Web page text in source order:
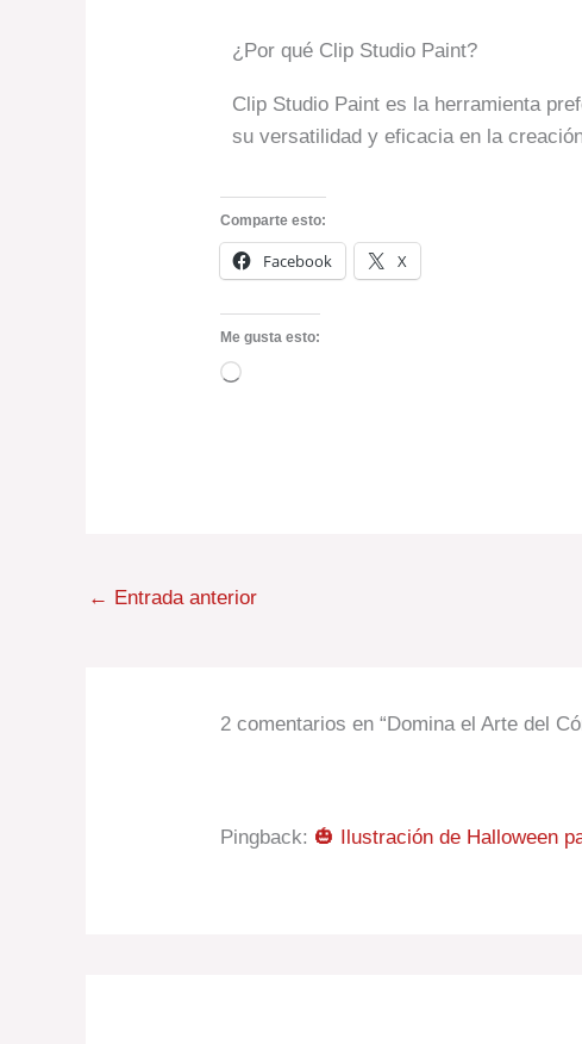
¿Por qué Clip Studio Paint?
Clip Studio Paint es la herramienta
su versatilidad y eficacia en la
Comparte esto:
Facebook X
Me gusta esto:
Cargando...
← Entrada anterior
2 comentarios en “Domina el Arte del
Pingback: 🎃 Ilustración de Halloween